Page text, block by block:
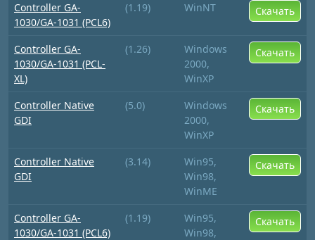
Controller GA-
1030/GA-1031 (PCL6)
(1.19) WinNT Скачать
Controller GA-
1030/GA-1031 (PCL-
XL)
(1.26)
Windows
2000,
WinXP
Скачать
Controller Native
GDI
(5.0)
Windows
2000,
WinXP
Скачать
Controller Native
GDI
(3.14)
Win95,
Win98,
WinME
Скачать
Controller GA-
1030/GA-1031 (PCL6)
(1.19)
Win95,
Win98,
Скачать